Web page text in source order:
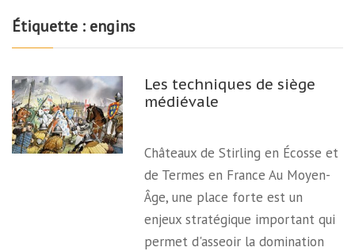
Étiquette : engins
Les techniques de siège
médiévale
Châteaux de Stirling en Écosse et
de Termes en France Au Moyen-
Âge, une place forte est un
enjeux stratégique important qui
permet d'asseoir la domination